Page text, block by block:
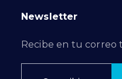
Newsletter
Recibe en tu correo